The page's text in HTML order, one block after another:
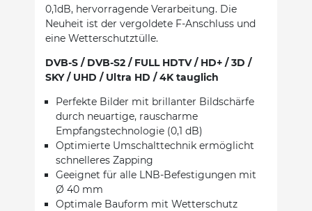
0,1dB, hervorragende Verarbeitung. Die
Neuheit ist der vergoldete F-Anschluss und
eine Wetterschutztülle.
DVB-S / DVB-S2 / FULL HDTV / HD+ / 3D /
SKY / UHD / Ultra HD / 4K tauglich
Perfekte Bilder mit brillanter Bildschärfe
durch neuartige, rauscharme
Empfangstechnologie (0,1 dB)
Optimierte Umschalttechnik ermöglicht
schnelleres Zapping
Geeignet für alle LNB-Befestigungen mit
Ø 40 mm
Optimale Bauform mit Wetterschutz